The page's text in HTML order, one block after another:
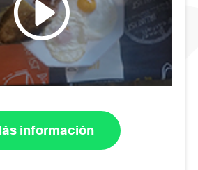
información